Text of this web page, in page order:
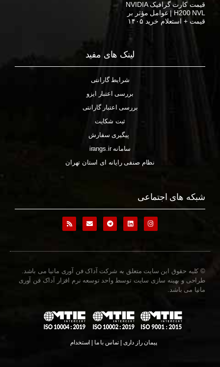
قیمت کارت گرافیک NVIDIA
H200 NVL | عوامل مؤثر بر
قیمت + استعلام خرید ۱۴۰۵
لینک های مفید
شرایط گارانتی
بررسی اعتبار ایزو
بررسی اعتبار گارانتی
ثبت شکایت
پیگیری سفارش
سامانه irangs.ir
نظام صنفی رایانه ای استان تهران
شبکه های اجتماعی
© کلیه حقوق این سایت متعلق به شرکت آداک فن آوری مانیا می باشد.
طراحی و بهینه سازی سایت توسط واحد توسعه نرم افزار آداک فن آوری
مانیا می باشد.
پیمان راز داری | تماس با ما | استخدام